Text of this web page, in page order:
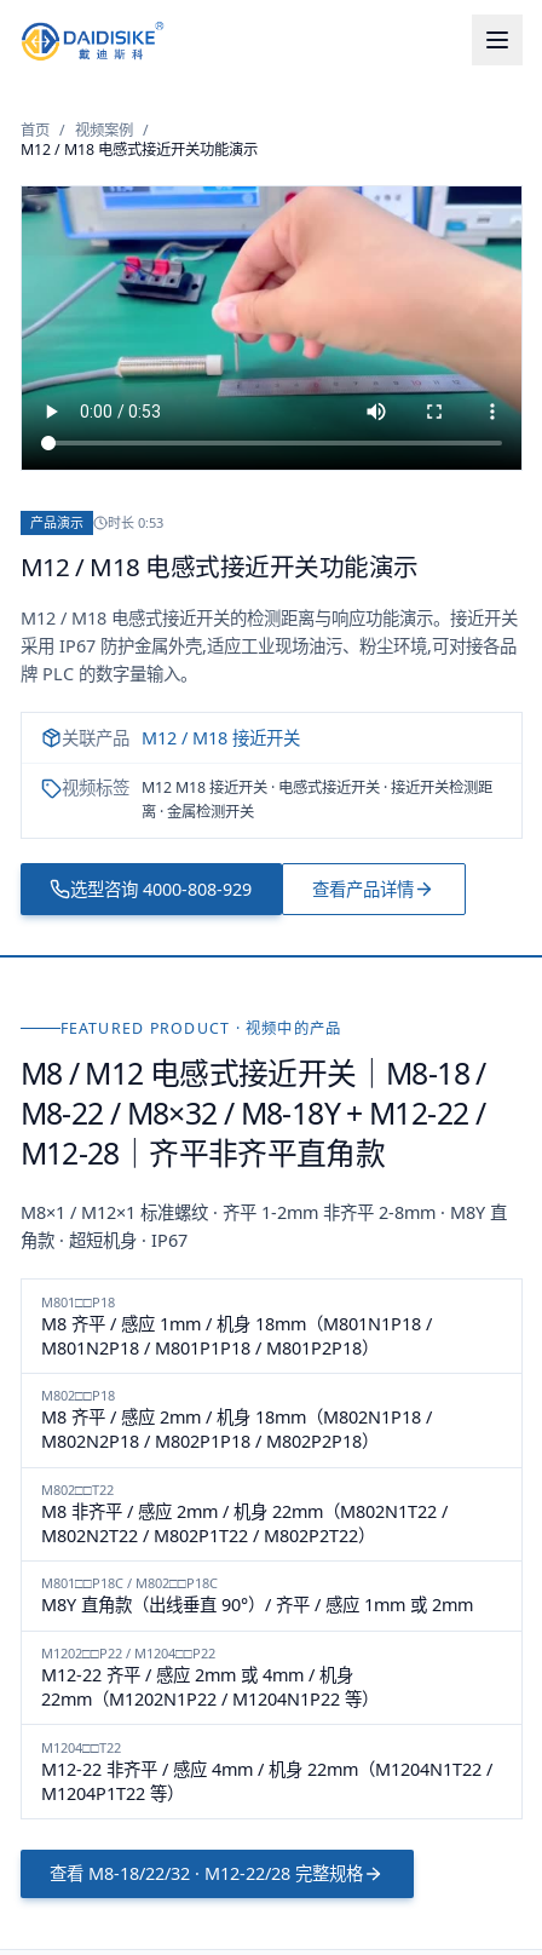
首页 / 视频案例
/
M12 / M18 电感式接近开关功能演示
产品演示 时长0:53
M12 / M18 电感式接近开关功能演示
M12 / M18 电感式接近开关的检测距离与响应功能演示。接近开关
采用 IP67 防护金属外壳,适应工业现场油污、粉尘环境,可对接各品
牌 PLC 的数字量输入。
关联产品 M12 / M18 接近开关
视频标签
M12 M18 接近开关 · 电感式接近开关 · 接近开关检测距
离 · 金属检测开关
选型咨询 4000-808-929 查看产品详情
FEATURED PRODUCT · 视频中的产品
M8 / M12 电感式接近开关｜M8-18 /
M8-22 / M8×32 / M8-18Y + M12-22 /
M12-28｜齐平非齐平直角款
M8×1 / M12×1 标准螺纹 · 齐平 1-2mm 非齐平 2-8mm · M8Y 直
角款 · 超短机身 · IP67
M801□□P18
M8 齐平 / 感应 1mm / 机身 18mm（M801N1P18 /
M801N2P18 / M801P1P18 / M801P2P18）
M802□□P18
M8 齐平 / 感应 2mm / 机身 18mm（M802N1P18 /
M802N2P18 / M802P1P18 / M802P2P18）
M802□□T22
M8 非齐平 / 感应 2mm / 机身 22mm（M802N1T22 /
M802N2T22 / M802P1T22 / M802P2T22）
M801□□P18C / M802□□P18C
M8Y 直角款（出线垂直 90°）/ 齐平 / 感应 1mm 或 2mm
M1202□□P22 / M1204□□P22
M12-22 齐平 / 感应 2mm 或 4mm / 机身
22mm（M1202N1P22 / M1204N1P22 等）
M1204□□T22
M12-22 非齐平 / 感应 4mm / 机身 22mm（M1204N1T22 /
M1204P1T22 等）
查看 M8-18/22/32 · M12-22/28 完整规格